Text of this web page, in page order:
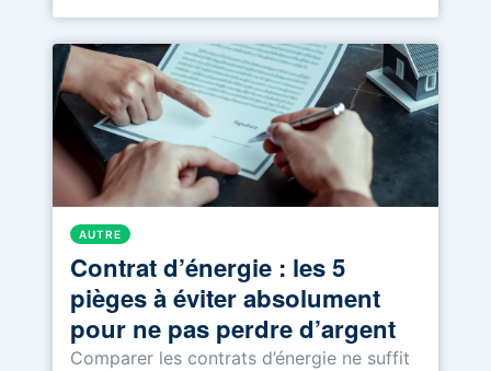
AUTRE
Contrat d’énergie : les 5
pièges à éviter absolument
pour ne pas perdre d’argent
Comparer les contrats d’énergie ne suffit